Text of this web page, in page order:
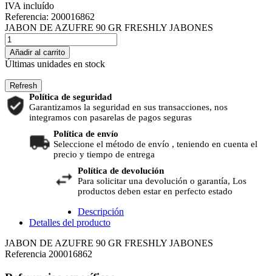
IVA incluído
Referencia: 200016862
JABON DE AZUFRE 90 GR FRESHLY JABONES
Añadir al carrito
Últimas unidades en stock
Política de seguridad
Garantizamos la seguridad en sus transacciones, nos
integramos con pasarelas de pagos seguras
Política de envío
Seleccione el método de envío , teniendo en cuenta el
precio y tiempo de entrega
Política de devolución
Para solicitar una devolución o garantía, Los
productos deben estar en perfecto estado
Descripción
Detalles del producto
JABON DE AZUFRE 90 GR FRESHLY JABONES
Referencia 200016862